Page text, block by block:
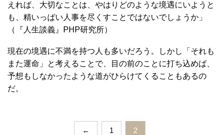
えれば、大切なことは、やはりどのような境遇にいようと
も、精いっぱい人事を尽くすことではないでしょうか」
（『人生談義』PHP研究所）
現在の境遇に不満を持つ人も多いだろう。しかし「それも
また運命」と考えることで、目の前のことに打ち込めば、
予想もしなかったような道がひらけてくることもあるの
だ。
← 1 2